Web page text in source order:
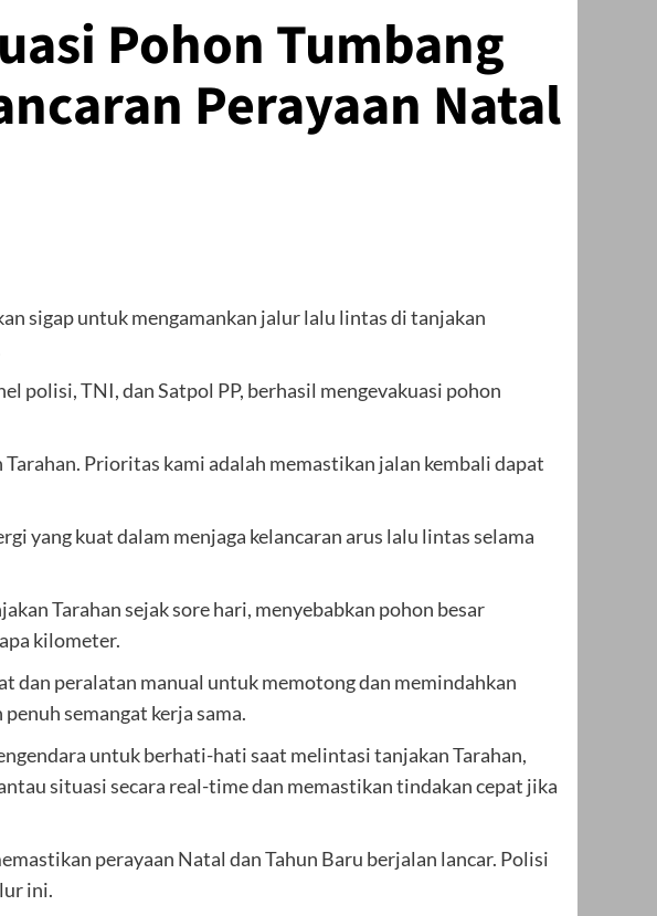
Pohon Tumbang
Perayaan Natal
sigap untuk mengamankan jalur lalu lintas di tanjakan
polisi, TNI, dan Satpol PP, berhasil mengevakuasi pohon
Prioritas kami adalah memastikan jalan kembali dapat
yang kuat dalam menjaga kelancaran arus lalu lintas selama
Tarahan sejak sore hari, menyebabkan pohon besar
kilometer.
dan peralatan manual untuk memotong dan memindahkan
semangat kerja sama.
untuk berhati-hati saat melintasi tanjakan Tarahan,
situasi secara real-time dan memastikan tindakan cepat jika
perayaan Natal dan Tahun Baru berjalan lancar. Polisi
ini.